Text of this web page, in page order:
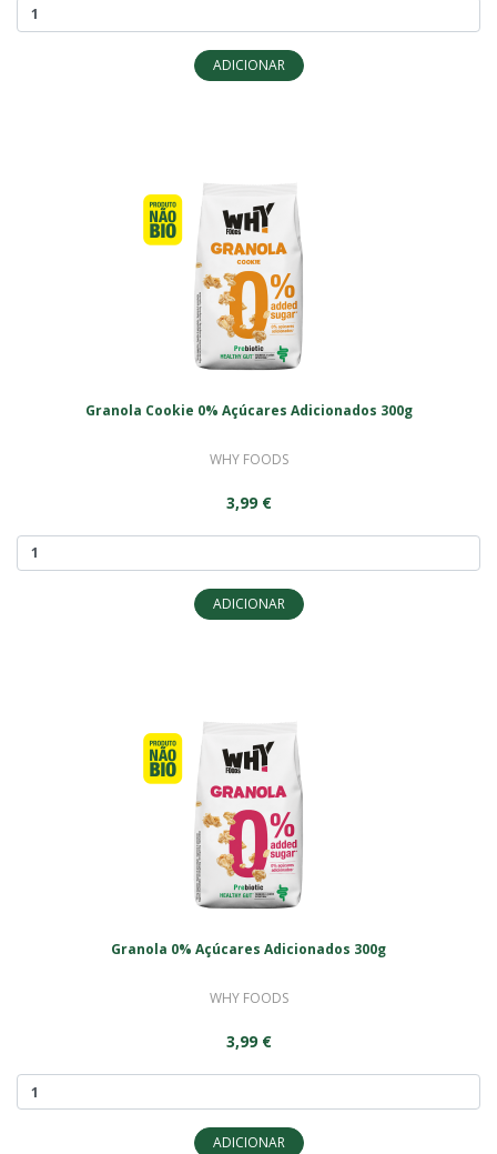
ADICIONAR
Granola Cookie 0% Açúcares Adicionados 300g
WHY FOODS
3,99 €
ADICIONAR
Granola 0% Açúcares Adicionados 300g
WHY FOODS
3,99 €
ADICIONAR